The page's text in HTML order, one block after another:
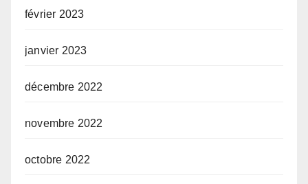
février 2023
janvier 2023
décembre 2022
novembre 2022
octobre 2022